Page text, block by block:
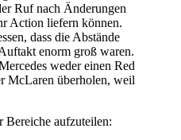
Ruf nach Änderungen
Action liefern können.
dass die Abstände
enorm groß waren.
weder einen Red
McLaren überholen, weil
Bereiche aufzuteilen: